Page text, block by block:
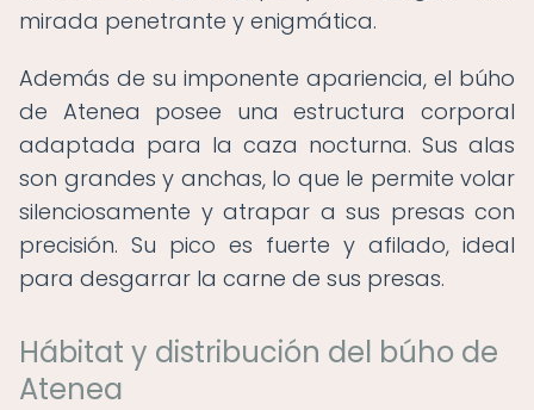
mirada penetrante y enigmática.
Además de su imponente apariencia, el búho
de Atenea posee una estructura corporal
adaptada para la caza nocturna. Sus alas
son grandes y anchas, lo que le permite volar
silenciosamente y atrapar a sus presas con
precisión. Su pico es fuerte y afilado, ideal
para desgarrar la carne de sus presas.
Hábitat y distribución del búho de
Atenea